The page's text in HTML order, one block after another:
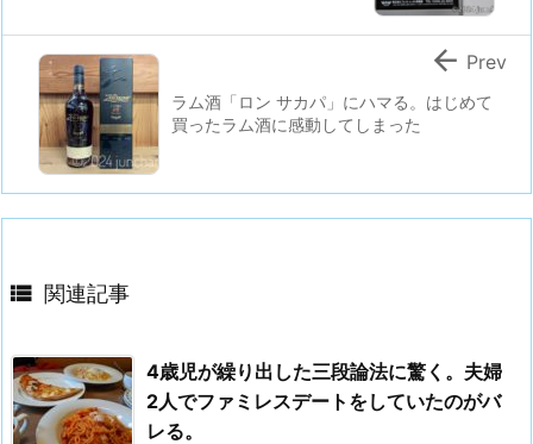
ラム酒「ロン サカパ」にハマる。はじめて
買ったラム酒に感動してしまった
 Prev
 関連記事
4歳児が繰り出した三段論法に驚く。夫婦
2人でファミレスデートをしていたのがバ
レる。